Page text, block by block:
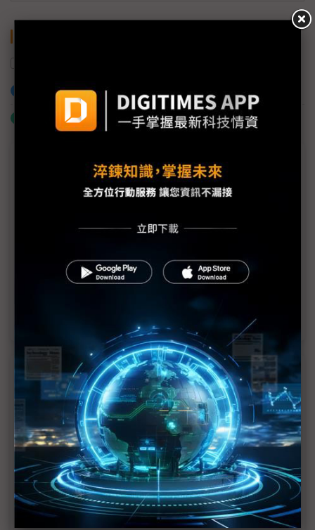
加入已選取到「關鍵字追蹤」
什麼是「關鍵字追蹤」
議題精選－全球EV充電市場大活躍
德國菲尼克斯重新定義充電 500A以下免依賴液冷系
近７天熱門報導
MLCC訂單過熱、出貨比創高 村田示警全球AI基
建熱潮將趨緩
2027全年記憶體產能提前售罄 買家「祕而不
宣」只怕買不夠
英特爾EMIB良率達標 聯發科第2代ASIC產品
2028準時量產